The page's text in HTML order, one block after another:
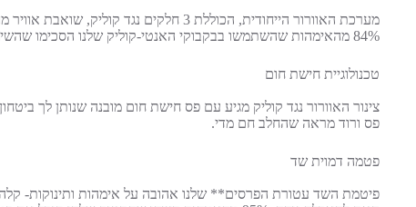
מערכת האוורור הייחודית, הכוללת 3
84% מהאימהות שהשתמשו בבקבוקי האנטי-קוליק שלנו הסכימו שהשימוש בבקבוקי האנטי-קוליק המתקדמים של טומי טיפי הפחית את תסמיני הקוליק בקרב תינוקן.*
טכנולוגיית חישת חום
פס ורוד מראה שהחלב חם מדי.
פטמה דמוית שד
פיטמת השד עטורת הפרסים** שלנו אהובה על אימהות ותינוקות-